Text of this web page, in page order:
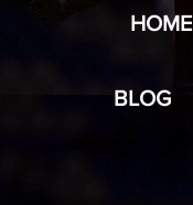
HOME
BLOG